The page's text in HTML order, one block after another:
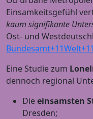
Einsamkeitsgefühl
kaum signifikante
Ost‑ und
Eine Studie zum
dennoch regional
Dieeinsamsten
Dresden;